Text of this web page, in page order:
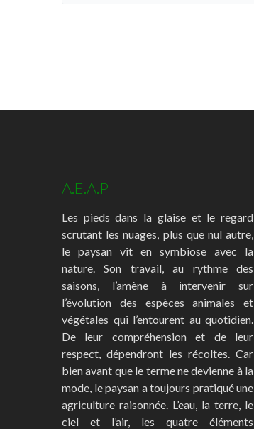
A.E.A.P
Les pieds dans la glaise et le regard
scrutant les nuages, plus que nul autre,
le paysan vit en symbiose avec la
nature. Son travail, au rythme des
saisons, l’amène à intervenir sur
l’évolution des espèces animales et
végétales qui l’entourent au quotidien.
De leur compréhension et de leur
respect, dépendront les récoltes. Car
bien avant que le terme ne devienne à la
mode, le paysan a toujours pratiqué une
agriculture raisonnée. L’eau, la terre, le
ciel et l’air, les quatre éléments